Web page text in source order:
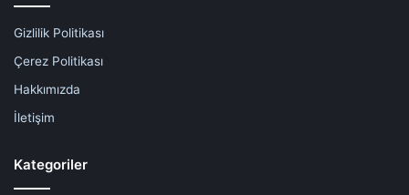
Gizlilik Politikası
Çerez Politikası
Hakkımızda
İletişim
Kategoriler